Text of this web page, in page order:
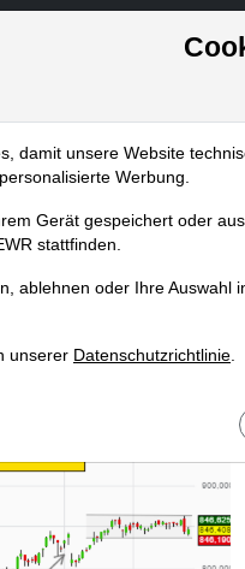
Hause?
damit unsere Website
Werbung.
Gerät gespeichert oder
stattfinden.
ablehnen oder Ihre
unserer Datenschutzrichtlinie.